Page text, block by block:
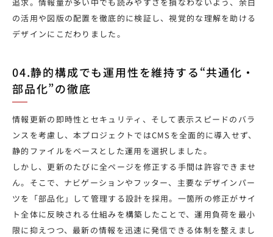
の活用や図版の配置を徹底的に検証し、視覚的な理解を助ける
デザインにこだわりました。
04.静的構成でも運用性を維持する“共通化・
部品化”の徹底
情報更新の即時性とセキュリティ、そして表示スピードのバラ
ンスを考慮し、本プロジェクトではCMSを全面的に導入せず、
静的ファイルをベースとした運用を選択しました。
しかし、更新のたびに全ページを修正する手間は許容できませ
ん。そこで、ナビゲーションやフッター、主要なデザインパー
ツを「部品化」して管理する設計を採用。一箇所の修正がサイ
ト全体に反映される仕組みを構築したことで、運用負荷を最小
限に抑えつつ、最新の情報を迅速に発信できる体制を整えまし